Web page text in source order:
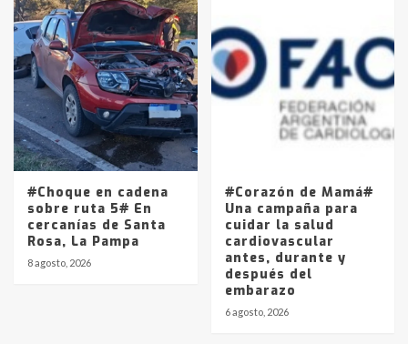
#Choque en cadena
sobre ruta 5# En
cercanías de Santa
Rosa, La Pampa
8 agosto, 2026
#Corazón de Mamá#
Una campaña para
cuidar la salud
cardiovascular
antes, durante y
después del
embarazo
6 agosto, 2026